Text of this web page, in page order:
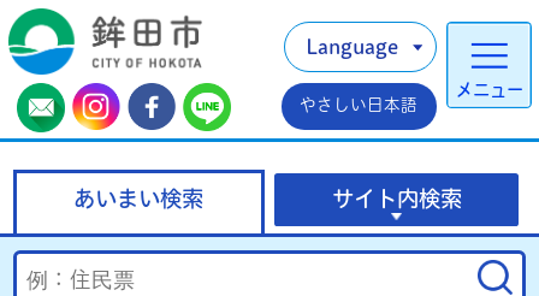
メニュー
Language
やさしい日本語
あいまい検索 サイト内検索